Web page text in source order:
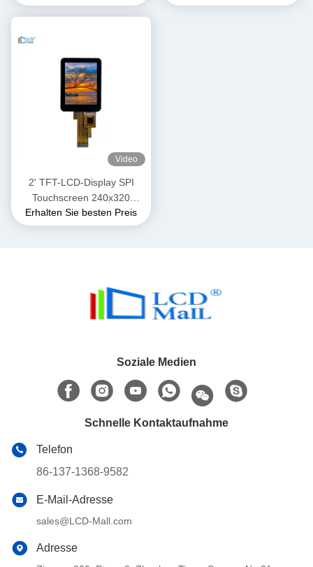
Video
2' TFT-LCD-Display SPI
Touchscreen 240x320
Auflösung ST7789 SPI-
Schnittstelle
Erhalten Sie besten Preis
Soziale Medien
Schnelle Kontaktaufnahme
Telefon
86-137-1368-9582
E-Mail-Adresse
sales@LCD-Mall.com
Adresse